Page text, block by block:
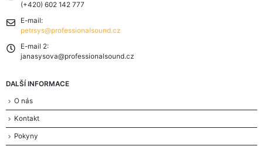
(+420) 602 142 777
E-mail:
petrsys@professionalsound.cz
E-mail 2:
janasysova@professionalsound.cz
DALŠÍ INFORMACE
O nás
Kontakt
Pokyny